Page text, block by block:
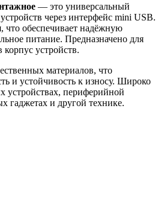
— это универсальный
через интерфейс mini USB.
, что обеспечивает надёжную
питание. Предназначено для
устройств.
материалов, что
и устойчивость к износу. Широко
устройствах, периферийной
гаджетах и другой технике.